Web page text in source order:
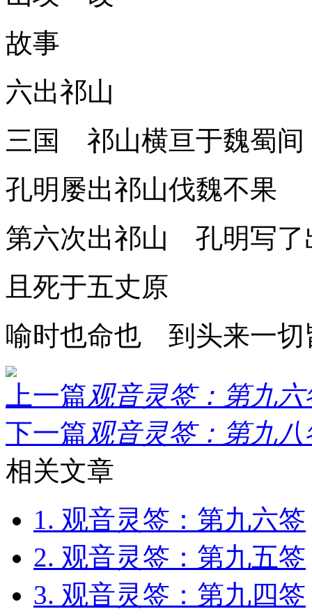
故事
六出祁山
三国 祁山横亘于魏蜀间
孔明屡出祁山伐魏不果
第六次出祁山 孔明写
且死于五丈原
喻时也命也 到头来一切
上一篇观音灵签：第九六
下一篇观音灵签：第九八
相关文章
1. 观音灵签：第九六签
2. 观音灵签：第九五签
3. 观音灵签：第九四签